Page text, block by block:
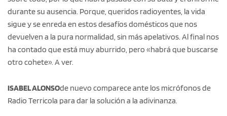
durante su ausencia. Porque, queridos radioyentes, la vida
sigue y se enreda en estos desafíos domésticos que nos
devuelven a la pura normalidad, sin más apelativos. Al final nos
ha contado que está muy aburrido, pero «habrá que buscarse
otro cohete». A ver.
ISABEL ALONSOde nuevo comparece ante los micrófonos de
Radio Terricola para dar la solución a la adivinanza.